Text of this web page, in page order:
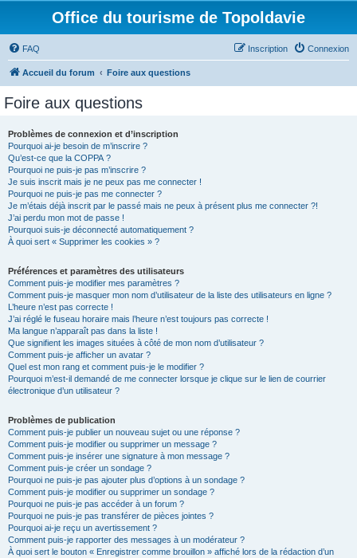
Office du tourisme de Topoldavie
FAQ Connexion
Inscription
Accueil du forum Foire aux questions
Foire aux questions
Problèmes de connexion et d’inscription
Pourquoi ai-je besoin de m’inscrire ?
Qu’est-ce que la COPPA ?
Pourquoi ne puis-je pas m’inscrire ?
Je suis inscrit mais je ne peux pas me connecter !
Pourquoi ne puis-je pas me connecter ?
Je m’étais déjà inscrit par le passé mais ne peux à présent plus me connecter ?!
J’ai perdu mon mot de passe !
Pourquoi suis-je déconnecté automatiquement ?
À quoi sert « Supprimer les cookies » ?
Préférences et paramètres des utilisateurs
Comment puis-je modifier mes paramètres ?
Comment puis-je masquer mon nom d’utilisateur de la liste des utilisateurs en ligne ?
L’heure n’est pas correcte !
J’ai réglé le fuseau horaire mais l’heure n’est toujours pas correcte !
Ma langue n’apparaît pas dans la liste !
Que signifient les images situées à côté de mon nom d’utilisateur ?
Comment puis-je afficher un avatar ?
Quel est mon rang et comment puis-je le modifier ?
Pourquoi m’est-il demandé de me connecter lorsque je clique sur le lien de courrier
électronique d’un utilisateur ?
Problèmes de publication
Comment puis-je publier un nouveau sujet ou une réponse ?
Comment puis-je modifier ou supprimer un message ?
Comment puis-je insérer une signature à mon message ?
Comment puis-je créer un sondage ?
Pourquoi ne puis-je pas ajouter plus d’options à un sondage ?
Comment puis-je modifier ou supprimer un sondage ?
Pourquoi ne puis-je pas accéder à un forum ?
Pourquoi ne puis-je pas transférer de pièces jointes ?
Pourquoi ai-je reçu un avertissement ?
Comment puis-je rapporter des messages à un modérateur ?
À quoi sert le bouton « Enregistrer comme brouillon » affiché lors de la rédaction d’un